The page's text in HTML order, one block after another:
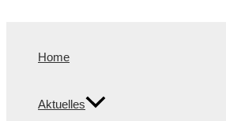
Home
Aktuelles